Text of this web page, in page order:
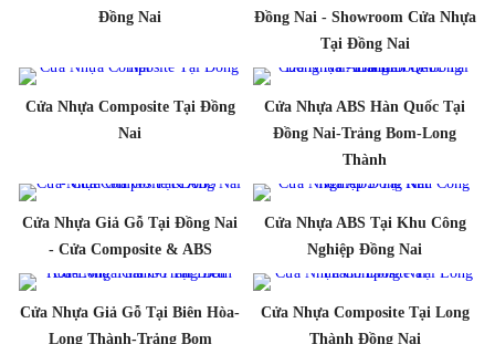
Đồng Nai
Đồng Nai - Showroom Cửa Nhựa
Tại Đồng Nai
Cửa Nhựa Composite Tại Đồng
Nai
Cửa Nhựa ABS Hàn Quốc Tại
Đồng Nai-Trảng Bom-Long
Thành
Cửa Nhựa Giả Gỗ Tại Đồng Nai
- Cửa Composite & ABS
Cửa Nhựa ABS Tại Khu Công
Nghiệp Đồng Nai
Cửa Nhựa Giả Gỗ Tại Biên Hòa-
Long Thành-Trảng Bom
Cửa Nhựa Composite Tại Long
Thành Đồng Nai